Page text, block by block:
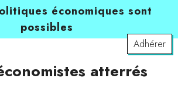
économiques sont
possibles
Adhérer
atterrés